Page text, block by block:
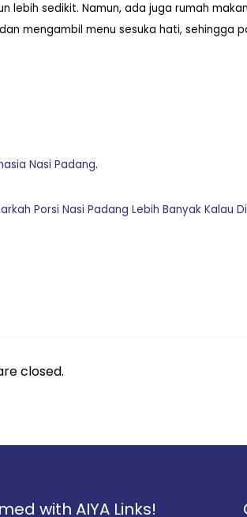
lebih sedikit. Namun, ada juga rumah
mengambil menu sesuka hati, sehingga
Nasi Padang.
Porsi Nasi Padang Lebih Banyak Kalau
closed.
with AIYA Links!